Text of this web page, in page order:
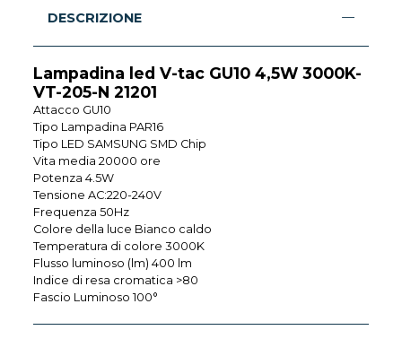
DESCRIZIONE
Lampadina led V-tac GU10 4,5W 3000K-
VT-205-N 21201
Attacco GU10
Tipo Lampadina PAR16
Tipo LED SAMSUNG SMD Chip
Vita media 20000 ore
Potenza 4.5W
Tensione AC:220-240V
Frequenza 50Hz
Colore della luce Bianco caldo
Temperatura di colore 3000K
Flusso luminoso (lm) 400 lm
Indice di resa cromatica >80
Fascio Luminoso 100°